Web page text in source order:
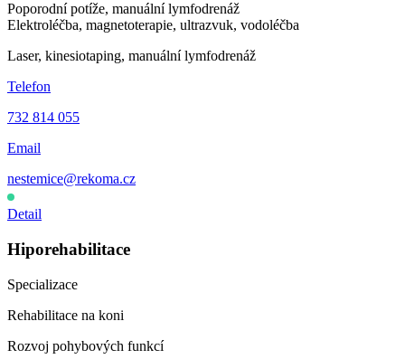
Poporodní potíže, manuální lymfodrenáž
Elektroléčba, magnetoterapie, ultrazvuk, vodoléčba
Laser, kinesiotaping, manuální lymfodrenáž
Telefon
732 814 055
Email
nestemice@rekoma.cz
Detail
Hiporehabilitace
Specializace
Rehabilitace na koni
Rozvoj pohybových funkcí